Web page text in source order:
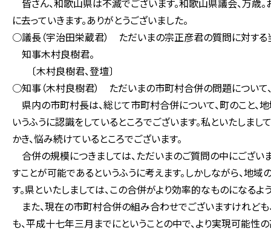
皆さん、和歌山県は不滅でございます。和歌山県議会、万歳
に去っていきます。ありがとうございました。
○議長（宇治田栄蔵君） ただいまの宗正彦君の質問に対する
知事木村良樹君。
〔木村良樹君、登壇〕
○知事（木村良樹君） ただいまの市町村合併の問題について
県内の市町村長は、総じて市町村合併について、町のこと、
いうふうに認識をしているところでございます。私といたしま
かき、悩み続けているところでございます。
合併の規模につきましては、ただいまのご質問の中にござ
すことが可能であるというふうに考えます。しかしながら、地
す。県といたしましては、この合併がより効率的なものになるよ
また、現在の市町村合併の組み合わせでございますけれど
も、平成十七年三月までにということの中で、より実現可能